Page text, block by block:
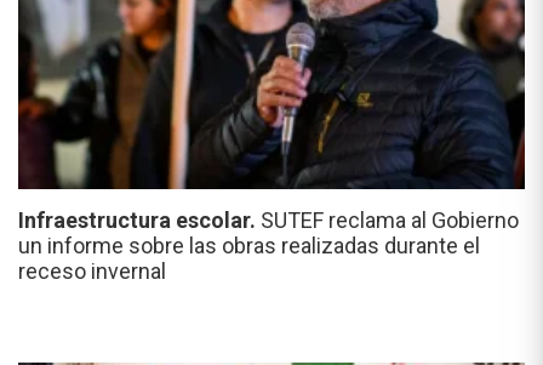
Infraestructura escolar. SUTEF reclama al Gobierno
un informe sobre las obras realizadas durante el
receso invernal